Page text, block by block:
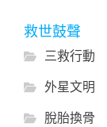
救世鼓聲
三救行動
外星文明
脫胎換骨